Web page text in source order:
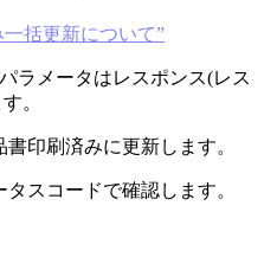
一括更新について”
ラメータはレスポンス(レス
。
印刷済みに更新します。
スコードで確認します。